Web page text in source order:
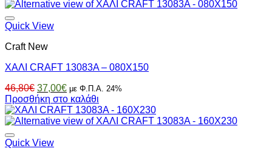
Quick View
Craft New
ΧΑΛΙ CRAFT 13083A – 080X150
46,80€ Original
price
was:
46,80€.
37,00€Η
τρέχουσα
τιμή
είναι:
με Φ.Π.Α. 24%
Προσθήκη στο καλάθι
Quick View